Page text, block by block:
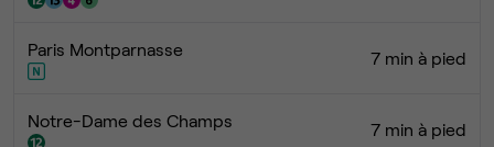
Paris Montparnasse 7 min à pied
Notre-Dame des Champs 7 min à pied